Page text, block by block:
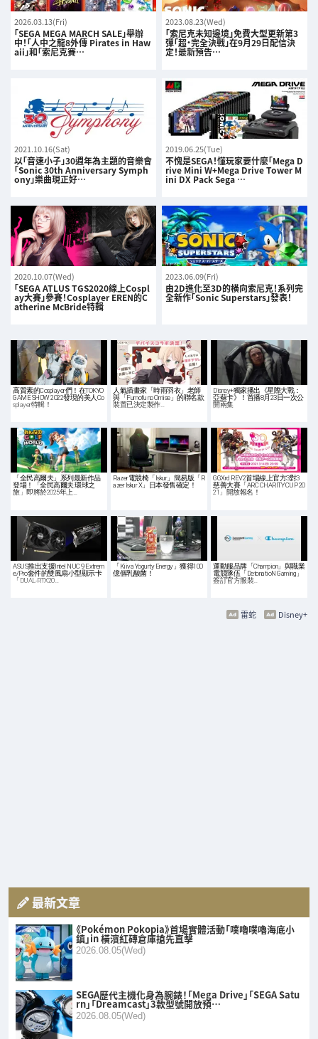
2026.03.13(Fri)
「SEGA MEGA MARCH SALE」舉辦
中！「人中之龍8外傳 Pirates in Haw
aii」和「索尼克賽…
2023.08.23(Wed)
「索尼克未知邊境」免費大型更新第3
彈「超・完全決戰」在9月29日配信決
定！最新預告…
2021.10.16(Sat)
以「音速小子」30週年為主題的音樂會
「Sonic 30th Anniversary Symph
ony」樂曲現正好…
2019.06.25(Tue)
不愧是SEGA！懂玩家要什麼「Mega D
rive Mini W+Mega Drive Tower M
ini DX Pack Sega …
2020.10.07(Wed)
「SEGA ATLUS TGS2020線上Cospl
ay大賽」參賽！Cosplayer EREN的C
atherine McBride特輯
2023.06.09(Fri)
由2D進化至3D的橫向索尼克！系列完
全新作「Sonic Superstars」發表！
高質素的Cosplayer們！在TOKYO
GAME SHOW 2022發現的美人Co
splayer特輯！
人氣插畫家「時雨羽衣」老師
與「Fumofu no Omise」的聯名款
裝置已決定製作…
Disney+獨家播出《星際大戰：
亞蘇卡》！首播8月23日一次公
開兩集
「全民高爾夫」系列最新作品
登場！「全民高爾夫 環球之
旅」即將於2025年上…
Razer電競椅「Iskur」簡易版「R
azer Iskur X」日本發售確定！
GGXrd REV2首場線上官方3對3
慈善大賽「ARC CHARITY CUP 20
21」開放報名！
ASUS推出支援Intel NUC 9 Extrem
e/Pro套件的雙風扇小型顯示卡
「DUAL-RTX20…
「Kiiva Yogurty Energy」獲得100
億個乳酸菌！
運動服品牌「Champion」與職業
電競隊伍「DetonatioN Gaming」
簽訂官方服裝…
Disney+
雷蛇
最新文章
《Pokémon Pokopia》首場實體活動「噗嚕噗嚕海底小
鎮」in 橫濱紅磚倉庫搶先直擊
2026.08.05(Wed)
SEGA歷代主機化身為腕錶！「Mega Drive」「SEGA Satu
rn」「Dreamcast」3款型號開放預…
2026.08.05(Wed)